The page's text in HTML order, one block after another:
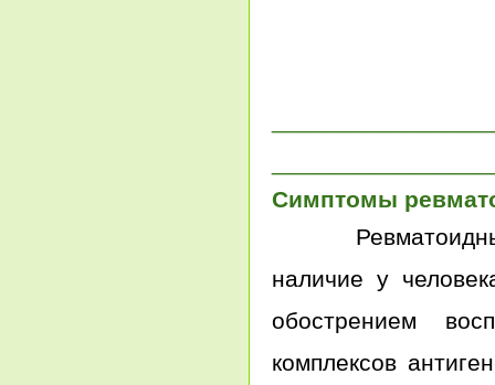
Симптомы
наличие у
обострением
комплексов